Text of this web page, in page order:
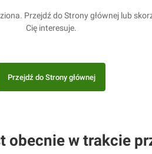
Przejdź do Strony głównej lub
Cię interesuje.
Przejdź do Strony głównej
w trakcie